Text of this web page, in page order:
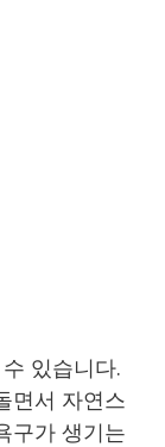
있습니다.
면서 자연스
구가 생기는